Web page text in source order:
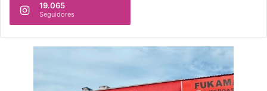
19.065
Seguidores